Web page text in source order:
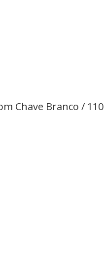
Chave Branco / 110